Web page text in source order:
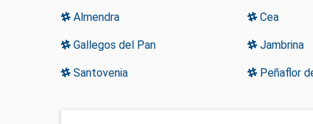
Almendra Cea
Gallegos del Pan Jambrina
Santovenia Peñaflor